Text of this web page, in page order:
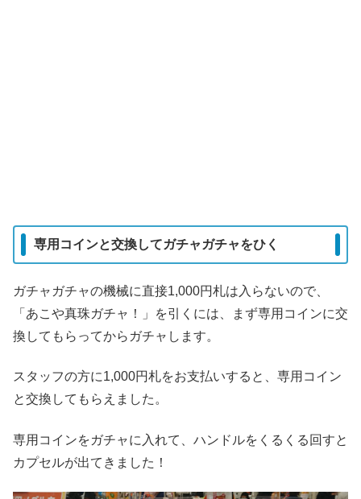
専用コインと交換してガチャガチャをひく
ガチャガチャの機械に直接1,000円札は入らないので、
「あこや真珠ガチャ！」を引くには、まず専用コインに交
換してもらってからガチャします。
スタッフの方に1,000円札をお支払いすると、専用コイン
と交換してもらえました。
専用コインをガチャに入れて、ハンドルをくるくる回すと
カプセルが出てきました！